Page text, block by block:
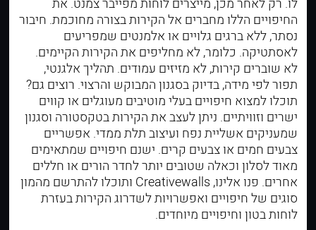
לו. רק לאחר מכן, מייצרים לוחות מפייבר צמנט. את
החיפויים הללו מחברים אל הקירות בצורה מחוכמת. חיבור
נסתר, ללא ברגים גלויים או אלמנטים שמפריעים
לאסתטיקה. כלומר, לא מחליפים את הקירות הקיימים.
לא שוברים קירות, לא מזיזים עמודים. תהליך אלגנטי,
תפור לפי מידה, בדיוק בסגנון המבוקש והרצוי. רוצים גם?
תוכלו למצוא חיפויים בעלי מוטיבים מעוגלים או קווים
ישרים וזוויתיים. ניתן לעצב את הקירות בטקסטורה וסגנון
שמעניקים אשליית נפח ועיצוב תלת ממדי. אפשריים
צבעים חמים או צבעים קרים. ישנם חיפויים שמתאימים
מאוד לסלון וכאלה שטובים יותר לחדר הורים או חללים
אחרים. פנו אלינו, Creativewalls ותוכלו להתרשם מהמון
סוגים של חיפויים ואפשרויות לשדרוג הקירות בעזרת
לוחות בטון וחיפויים מיוחדים.